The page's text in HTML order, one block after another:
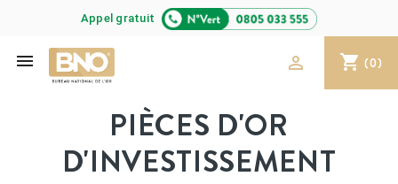
Appel gratuit
 shopping_cart (0)

PIÈCES D'OR
D'INVESTISSEMENT